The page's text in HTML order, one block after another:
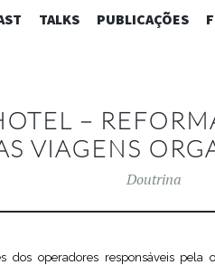
SKIP
TALKS PUBLICAÇÕES
–
VIAGENS
Doutrina
dos operadores responsáveis